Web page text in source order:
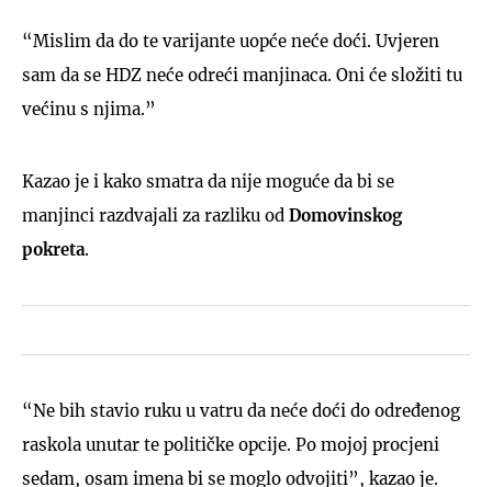
“Mislim da do te varijante uopće neće doći. Uvjeren
sam da se HDZ neće odreći manjinaca. Oni će složiti tu
većinu s njima.”
Kazao je i kako smatra da nije moguće da bi se
manjinci razdvajali za razliku od Domovinskog
pokreta.
“Ne bih stavio ruku u vatru da neće doći do određenog
raskola unutar te političke opcije. Po mojoj procjeni
sedam, osam imena bi se moglo odvojiti”, kazao je.